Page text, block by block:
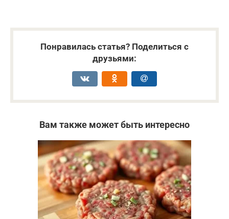
Понравилась статья? Поделиться с
друзьями:
Вам также может быть интересно